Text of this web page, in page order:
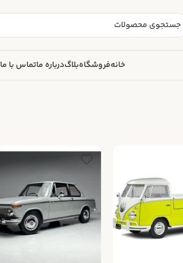
خانهفروشگاهبلاگدرباره ماتماس با ما